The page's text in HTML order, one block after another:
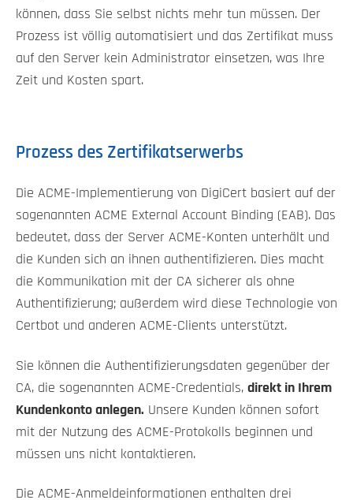
können, dass Sie selbst nichts mehr tun müssen. Der
Prozess ist völlig automatisiert und das Zertifikat muss
auf den Server kein Administrator einsetzen, was Ihre
Zeit und Kosten spart.
Prozess des Zertifikatserwerbs
Die ACME-Implementierung von DigiCert basiert auf der
sogenannten ACME External Account Binding (EAB). Das
bedeutet, dass der Server ACME-Konten unterhält und
die Kunden sich an ihnen authentifizieren. Dies macht
die Kommunikation mit der CA sicherer als ohne
Authentifizierung; außerdem wird diese Technologie von
Certbot und anderen ACME-Clients unterstützt.
Sie können die Authentifizierungsdaten gegenüber der
CA, die sogenannten ACME-Credentials, direkt in Ihrem
Kundenkonto anlegen. Unsere Kunden können sofort
mit der Nutzung des ACME-Protokolls beginnen und
müssen uns nicht kontaktieren.
Die ACME-Anmeldeinformationen enthalten drei